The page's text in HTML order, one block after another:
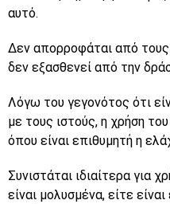
αυτό.
Δεν απορροφάται από τους
δεν εξασθενεί από την
Λόγω του γεγονότος ότι
με τους ιστούς, η χρήση
όπου είναι επιθυμητή η
Συνιστάται ιδιαίτερα για
είναι μολυσμένα, είτε